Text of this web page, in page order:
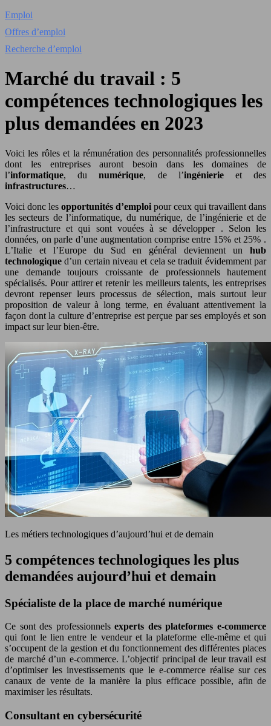
Emploi
Offres d’emploi
Recherche d’emploi
Marché du travail : 5
compétences technologiques les
plus demandées en 2023
Voici les rôles et la rémunération des personnalités professionnelles
dont les entreprises auront besoin dans les domaines de
l’informatique, dunumérique, de l’ingénierieet des
infrastructures…
Voici donc les opportunités d’emploi pour ceux qui travaillent dans
les secteurs de l’informatique, du numérique, de l’ingénierie et de
l’infrastructure et qui sont vouées à se développer . Selon les
données, on parle d’une augmentation comprise entre 15% et 25% .
L’Italie et l’Europe du Sud en général deviennent un hub
technologique d’un certain niveau et cela se traduit évidemment par
une demande toujours croissante de professionnels hautement
spécialisés. Pour attirer et retenir les meilleurs talents, les entreprises
devront repenser leurs processus de sélection, mais surtout leur
proposition de valeur à long terme, en évaluant attentivement la
façon dont la culture d’entreprise est perçue par ses employés et son
impact sur leur bien-être.
Les métiers technologiques d’aujourd’hui et de demain
5 compétences technologiques les plus
demandées aujourd’hui et demain
Spécialiste de la place de marché numérique
Ce sont des professionnelsexperts des plateformes e-commerce
qui font le lien entre le vendeur et la plateforme elle-même et qui
s’occupent de la gestion et du fonctionnement des différentes places
de marché d’un e-commerce.L’objectif principal de leur travail est
d’optimiser les investissements que le e-commerce réalise sur ces
canaux de vente de la manière la plus efficace possible, afin de
maximiser les résultats.
Consultant en cybersécurité